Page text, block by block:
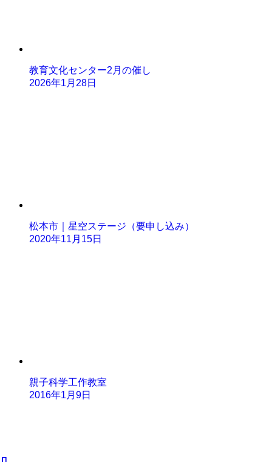
教育文化センター2月の催し
2026年1月28日
松本市｜星空ステージ（要申し込み）
2020年11月15日
親子科学工作教室
2016年1月9日